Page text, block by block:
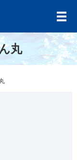
メ
丸